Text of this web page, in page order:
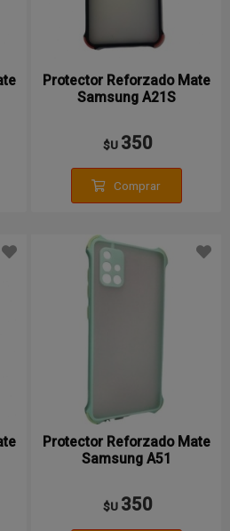
Protector Reforzado Mate
Samsung A21S
$U 350
Comprar
Protector Reforzado Mate
Samsung A51
$U 350